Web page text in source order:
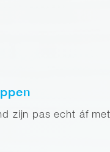
zijn pas echt áf